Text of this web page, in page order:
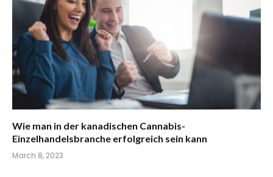
Wie man in der kanadischen Cannabis-
Einzelhandelsbranche erfolgreich sein kann
March 8, 2023